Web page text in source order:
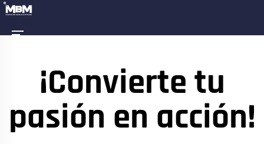
¡Convierte tu
pasión en acción!